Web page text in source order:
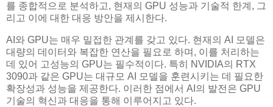
를 종합적으로 분석하고, 현재의 GPU 성능과 기술적 한계, 그
리고 이에 대한 대응 방안을 제시한다.
AI와 GPU는 매우 밀접한 관계를 갖고 있다. 현재의 AI 모델은
대량의 데이터와 복잡한 연산을 필요로 하며, 이를 처리하는
데 있어 고성능의 GPU는 필수적이다. 특히 NVIDIA의 RTX
3090과 같은 GPU는 대규모 AI 모델을 훈련시키는 데 필요한
확장성과 성능을 제공한다. 이러한 점에서 AI의 발전은 GPU
기술의 혁신과 대응을 통해 이루어지고 있다.